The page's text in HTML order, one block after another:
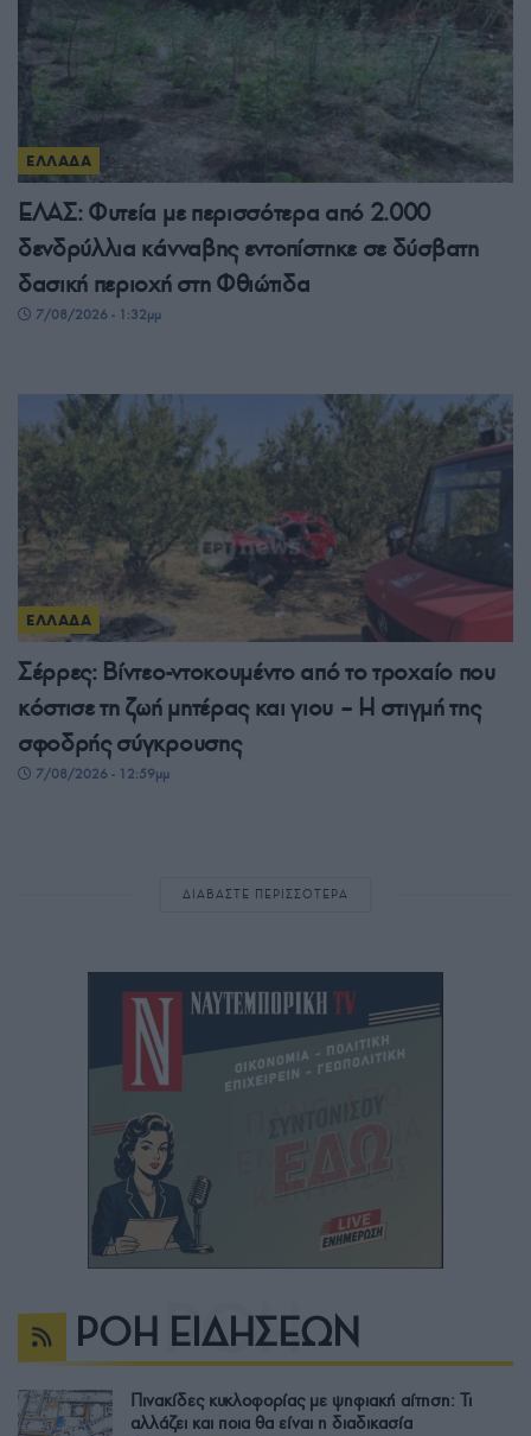
ΕΛΛΑΔΑ
ΕΛΑΣ: Φυτεία με περισσότερα από 2.000
δενδρύλλια κάνναβης εντοπίστηκε σε δύσβατη
δασική περιοχή στη Φθιώτιδα
7/08/2026 - 1:32μμ
ΕΛΛΑΔΑ
Σέρρες: Βίντεο-ντοκουμέντο από το τροχαίο που
κόστισε τη ζωή μητέρας και γιου – Η στιγμή της
σφοδρής σύγκρουσης
7/08/2026 - 12:59μμ
ΔΙΑΒΑΣΤΕ ΠΕΡΙΣΣΟΤΕΡΑ
ΡΟΗ ΕΙΔΗΣΕΩΝ
Πινακίδες κυκλοφορίας με ψηφιακή αίτηση: Τι
αλλάζει και ποια θα είναι η διαδικασία